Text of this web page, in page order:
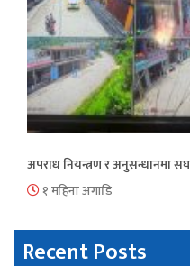
अपराध नियन्त्रण र अनुसन्धानमा
१ महिना अगाडि
Recent Posts